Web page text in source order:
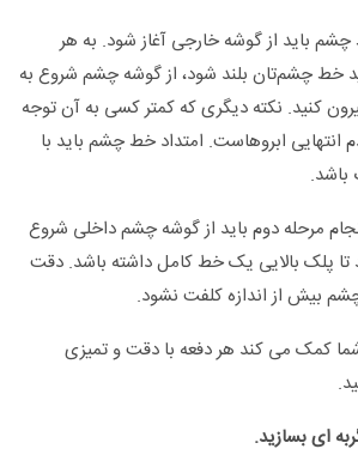
باید از گوشه خارجی آغاز شود. به هر
خط چشم‌تان بلند شود، از گوشه چشم شروع به
کنید. نکته دیگری که کمتر کسی به آن توجه
انتهایی ابروهاست. امتداد خط چشم باید با
باشد.
مرحله دوم باید از گوشه چشم داخلی شروع
تا پلک بالایی یک خط کامل داشته باشد. دقت
بیش از اندازه کلفت نشود.
شما کمک می کند هر دفعه با دقت و تمیزی
ای بسازید.